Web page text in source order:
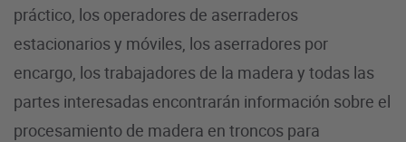
práctico, los operadores de aserraderos
estacionarios y móviles, los aserradores por
encargo, los trabajadores de la madera y todas las
partes interesadas encontrarán información sobre el
procesamiento de madera en troncos para